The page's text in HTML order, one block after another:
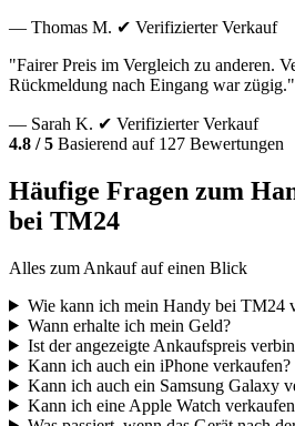
— Thomas M. ✔ Verifizierter Verkauf
"Fairer Preis im Vergleich zu anderen.
Rückmeldung nach Eingang war zügig."
— Sarah K. ✔ Verifizierter Verkauf
4.8 / 5 Basierend auf 127 Bewertungen
Häufige Fragen zum
bei TM24
Alles zum Ankauf auf einen Blick
Wie kann ich mein Handy bei TM24
Wann erhalte ich mein Geld?
Ist der angezeigte Ankaufspreis
Kann ich auch ein iPhone verkaufen?
Kann ich auch ein Samsung Galaxy
Kann ich eine Apple Watch